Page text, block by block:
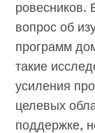
ровесников.
вопрос об
программ
такие
усиления
целевых
поддержке,